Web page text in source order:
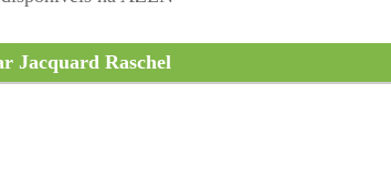
Jacquard Raschel